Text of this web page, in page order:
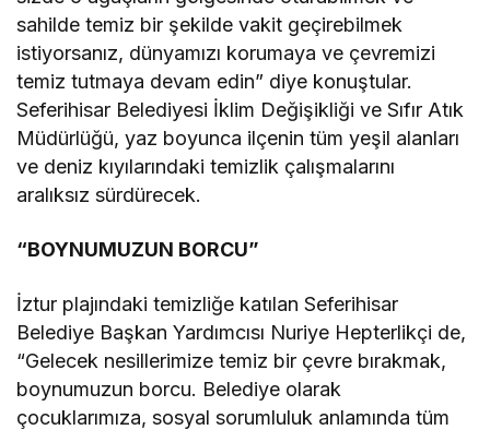
sahilde temiz bir şekilde vakit geçirebilmek
istiyorsanız, dünyamızı korumaya ve çevremizi
temiz tutmaya devam edin” diye konuştular.
Seferihisar Belediyesi İklim Değişikliği ve Sıfır Atık
Müdürlüğü, yaz boyunca ilçenin tüm yeşil alanları
ve deniz kıyılarındaki temizlik çalışmalarını
aralıksız sürdürecek.
“BOYNUMUZUN BORCU”
İztur plajındaki temizliğe katılan Seferihisar
Belediye Başkan Yardımcısı Nuriye Hepterlikçi de,
“Gelecek nesillerimize temiz bir çevre bırakmak,
boynumuzun borcu. Belediye olarak
çocuklarımıza, sosyal sorumluluk anlamında tüm